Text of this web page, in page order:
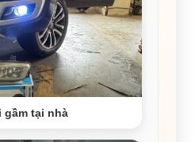
gầm tại nhà